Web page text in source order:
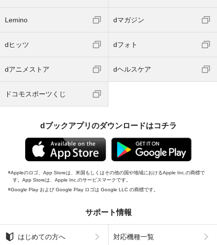
Lemino dマガジン
dヒッツ dフォト
dアニメストア dヘルスケア
ドコモスポーツくじ
dブックアプリのダウンロードはコチラ
Appleのロゴ、App Storeは、米国もしくはその他の国や地域におけるApple Inc.の商標で
す。App Storeは、Apple Inc.のサービスマークです。
Google Play および Google Play ロゴは Google LLC の商標です。
サポート情報
はじめての方へ 対応機種一覧